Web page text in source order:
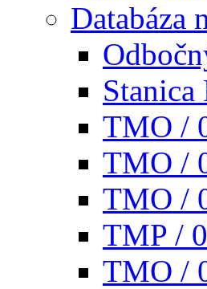
Databáza
Stanica
TMO /
TMO /
TMO /
TMP /
TMO /